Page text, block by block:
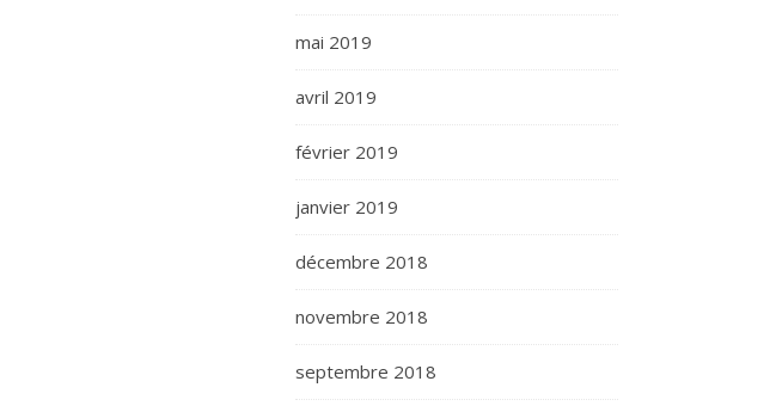
mai 2019
avril 2019
février 2019
janvier 2019
décembre 2018
novembre 2018
septembre 2018